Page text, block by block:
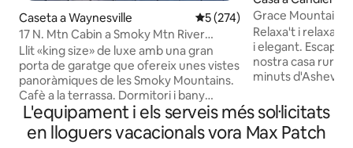
Caseta a Waynesville 5 de puntuació mitjana d'un
5 (274)
17 N. Mtn Cabin a Smoky Mtn River
Ranch
Llit «king size» de luxe amb una gran
porta de garatge que ofereix unes vistes
panoràmiques de les Smoky Mountains.
Cafè a la terrassa. Dormitori i bany
totalment equipats, productes de bany
Paya, aire condicionat/calefacció, cuina
petita i llums regulables. Admet animals
Grace Mountain
/Peaceful+Private
Relaxa't i relaxa't
i elegant.
nostra casa rural
minuts
tots els racons
refugi. Relaxa't al
l'aire lliure,
L'equipament i els serveis més sol·licitats
en lloguers vacacionals vora Max Patch